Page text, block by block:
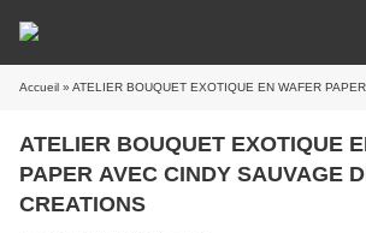
Accueil » ATELIER BOUQUET EXOTIQUE EN WAFER PAPER AVEC CINDY
ATELIER BOUQUET EXOTIQUE
PAPER AVEC CINDY SAUVAGE
CREATIONS